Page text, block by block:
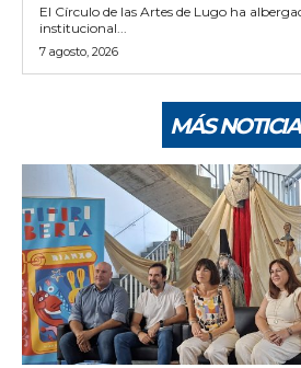
El Círculo de las Artes de Lugo ha
institucional...
7 agosto, 2026
MÁS